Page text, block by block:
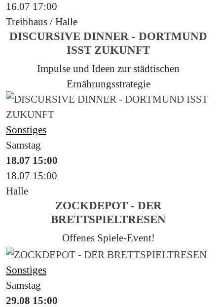
16.07 17:00
Treibhaus / Halle
DISCURSIVE DINNER - DORTMUND
ISST ZUKUNFT
Impulse und Ideen zur städtischen
Ernährungsstrategie
Sonstiges
Samstag
18.07 15:00
18.07 15:00
Halle
ZOCKDEPOT - DER
BRETTSPIELTRESEN
Offenes Spiele-Event!
Sonstiges
Samstag
29.08 15:00